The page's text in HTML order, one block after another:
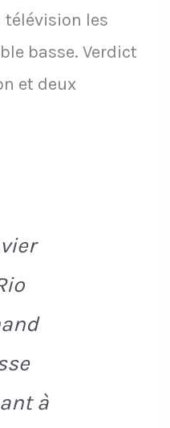
les
basse. Verdict
et deux
à